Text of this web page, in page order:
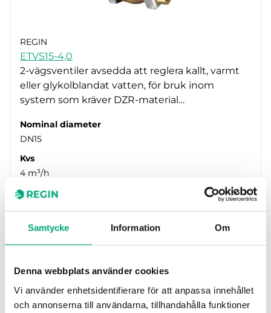
Samtycke Information Om
Denna webbplats använder cookies
Vi använder enhetsidentifierare för att anpassa innehållet
och annonserna till användarna, tillhandahålla funktioner
REGIN
ETVS15-4,0
2-vägsventiler avsedda att reglera kallt, varmt
eller glykolblandat vatten, för bruk inom
system som kräver DZR-material…
Nominal diameter
DN15
Kvs
4 m³/h